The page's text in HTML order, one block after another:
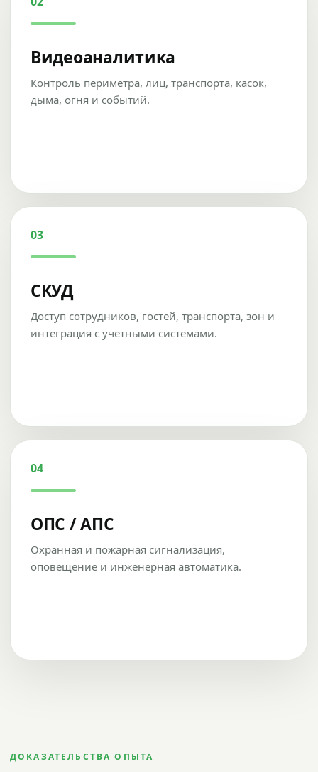
Видеоаналитика
Контроль периметра, лиц, транспорта, касок,
дыма, огня и событий.
03
СКУД
Доступ сотрудников, гостей, транспорта, зон и
интеграция с учетными системами.
04
ОПС / АПС
Охранная и пожарная сигнализация,
оповещение и инженерная автоматика.
ДОКАЗАТЕЛЬСТВА ОПЫТА